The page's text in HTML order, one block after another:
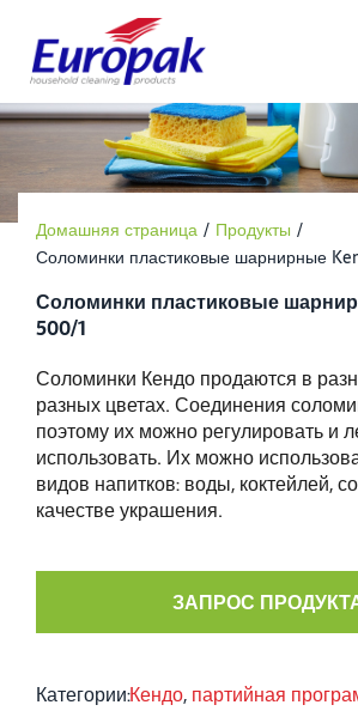
содержанию
Домашняя страница / Продукты /
Соломинки пластиковые шарнирные
Соломинки пластиковые
500/1
Соломинки Кендо продаются в
разных цветах. Соединения
поэтому их можно регулировать и
использовать. Их можно
видов напитков: воды, коктейлей,
качестве украшения.
ЗАПРОС
Категории:Кендо,партийная